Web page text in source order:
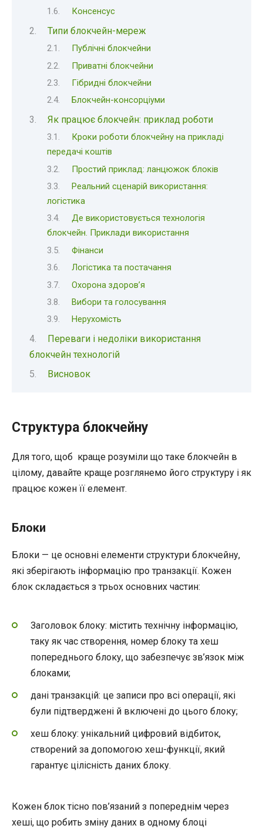
Консенсус
Типи блокчейн-мереж
Публічні блокчейни
Приватні блокчейни
Гібридні блокчейни
Блокчейн-консорціуми
Як працює блокчейн: приклад роботи
Кроки роботи блокчейну на прикладі
передачі коштів
Простий приклад: ланцюжок блоків
Реальний сценарій використання:
логістика
Де використовується технологія
блокчейн. Приклади використання
Фінанси
Логістика та постачання
Охорона здоров’я
Вибори та голосування
Нерухомість
Переваги і недоліки використання
блокчейн технологій
Висновок
Структура блокчейну
Для того, щоб краще розуміли що таке блокчейн в
цілому, давайте краще розглянемо його структуру і як
працює кожен її елемент.
Блоки
Блоки — це основні елементи структури блокчейну,
які зберігають інформацію про транзакції. Кожен
блок складається з трьох основних частин:
Заголовок блоку: містить технічну інформацію,
таку як час створення, номер блоку та хеш
попереднього блоку, що забезпечує зв’язок між
блоками;
дані транзакцій: це записи про всі операції, які
були підтверджені й включені до цього блоку;
хеш блоку: унікальний цифровий відбиток,
створений за допомогою хеш-функції, який
гарантує цілісність даних блоку.
Кожен блок тісно пов’язаний з попереднім через
хеші, що робить зміну даних в одному блоці